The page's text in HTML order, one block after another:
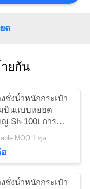
ด
ยกัน
งชั่งน้ำหนักกระเป๋า
บินแบบหยอด
ญ Sh-100t การ
าะห์ไขมันใน
MOQ:1 ชุด
งชั่งน้ำหนักกระเป๋า